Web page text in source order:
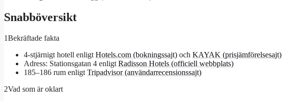
Snabböversikt
1Bekräftade fakta
4-stjärnigt hotell enligt Hotels.com (bokningssajt) och KAYAK (prisjämförelsesajt)
Adress: Stationsgatan 4 enligt Radisson Hotels (officiell webbplats)
185–186 rum enligt Tripadvisor (användarrecensionssajt)
2Vad som är oklart